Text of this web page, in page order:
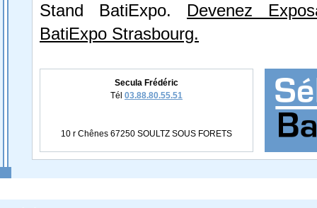
Stand BatiExpo. Devenez
BatiExpo Strasbourg.
Secula Frédéric
Tél 03.88.80.55.51
10 r Chênes 67250 SOULTZ SOUS FORETS